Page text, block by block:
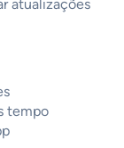
atualizações
tempo